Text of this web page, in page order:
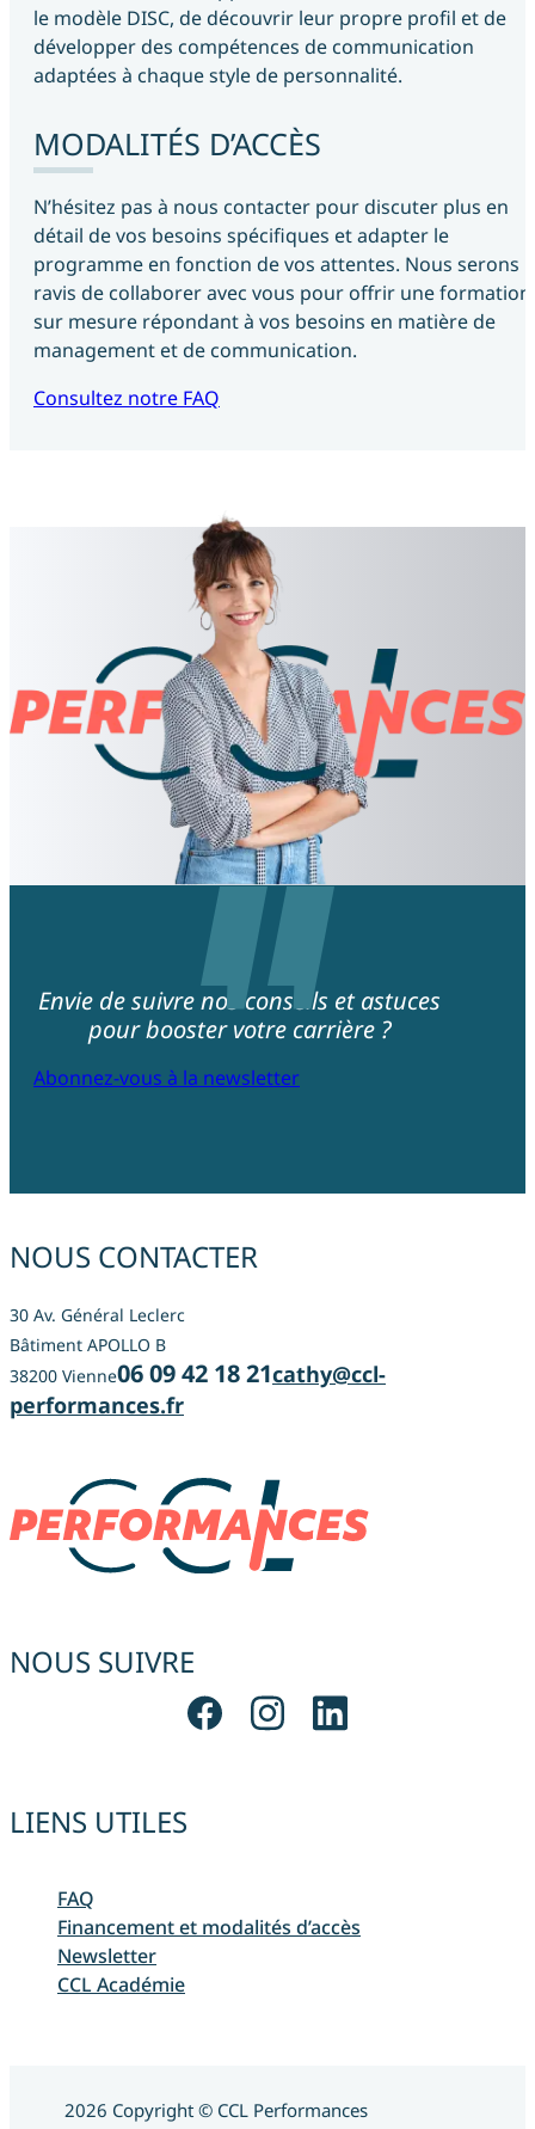
le modèle DISC, de découvrir leur propre profil et de
développer des compétences de communication
adaptées à chaque style de personnalité.
MODALITÉS D’ACCÈS
N’hésitez pas à nous contacter pour discuter plus en
détail de vos besoins spécifiques et adapter le
programme en fonction de vos attentes. Nous serons
ravis de collaborer avec vous pour offrir une formation
sur mesure répondant à vos besoins en matière de
management et de communication.
Consultez notre FAQ
Envie de suivre nos conseils et astuces
pour booster votre carrière ?
Abonnez-vous à la newsletter
NOUS CONTACTER
30 Av. Général Leclerc
Bâtiment APOLLO B
38200 Vienne06 09 42 18 21cathy@ccl-
performances.fr
NOUS SUIVRE
LIENS UTILES
FAQ
Financement et modalités d’accès
Newsletter
CCL Académie
2026 Copyright © CCL Performances